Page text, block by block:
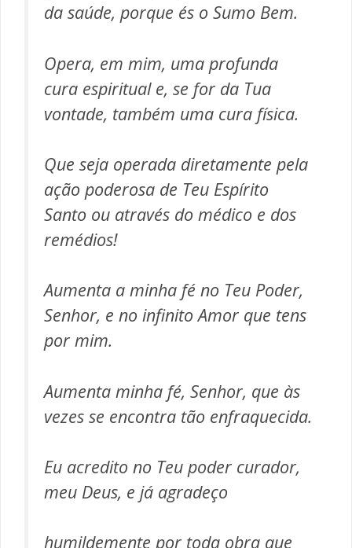
da saúde, porque és o Sumo Bem.
Opera, em mim, uma profunda
cura espiritual e, se for da Tua
vontade, também uma cura física.
Que seja operada diretamente pela
ação poderosa de Teu Espírito
Santo ou através do médico e dos
remédios!
Aumenta a minha fé no Teu Poder,
Senhor, e no infinito Amor que tens
por mim.
Aumenta minha fé, Senhor, que às
vezes se encontra tão enfraquecida.
Eu acredito no Teu poder curador,
meu Deus, e já agradeço
humildemente por toda obra que